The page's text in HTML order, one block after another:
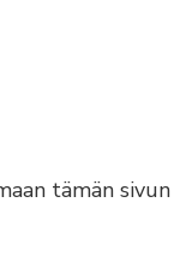
tämän sivun